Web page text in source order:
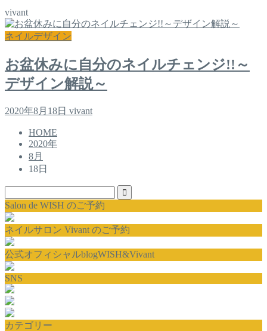
vivant
ネイルデザイン
お盆休みに自分のネイルチェンジ!!～
デザイン解説～
2020年8月18日 vivant
HOME
2020年
8月
18日
Salon de WISH のご予約
ネイルサロン Vivant のご予約
公式オフィシャルblogWISH&Vivant
SNS
カテゴリー